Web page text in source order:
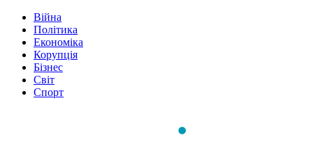
Війна
Політика
Економіка
Корупція
Бізнес
Світ
Спорт